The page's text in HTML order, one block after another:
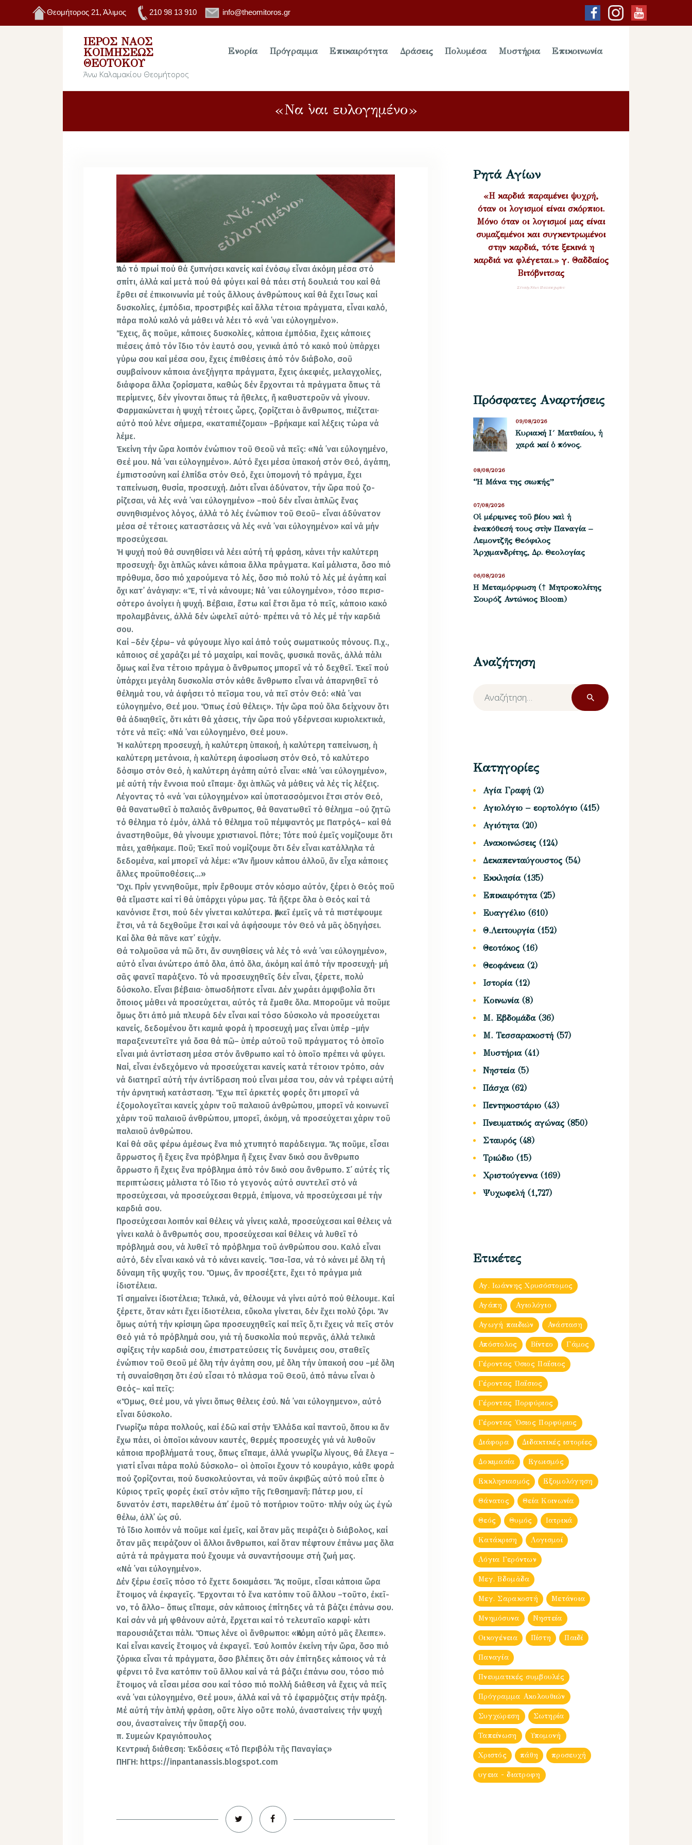
Θεομήτορος 21, Άλιμος 210 98 13 910 info@theomitoros.gr
ΙΕΡΌΣ ΝΑΌΣ
ΚΟΙΜΉΣΕΩΣ
ΘΕΟΤΌΚΟΥ
Άνω Καλαμακίου Θεομήτορος
Ενορία Πρόγραμμα Επικαιρότητα Δράσεις Πολυμέσα Μυστήρια Επικοινωνία
«Να ᾿ναι ευλογημένο»
Ἀπό τό πρωί πού θά ξυπνήσει κανείς καί ἐνόσῳ εἶναι ἀκόμη μέσα στό
σπίτι, ἀλλά καί μετά πού θά φύγει καί θά πάει στή δουλειά του καί θά
ἔρθει σέ ἐπικοινω­νία μέ τούς ἄλλους ἀνθρώπους καί θά ἔχει ἴσως καί
δυσκολίες, ἐμπόδια, προστριβές καί ἄλλα τέτοια πράγματα, εἶναι καλό,
πάρα πολύ καλό νά μάθει νά λέει τό «νά ᾿ναι εὐλογημένο».
Ἔχεις, ἄς ποῦμε, κάποιες δυσκολίες, κάποια ἐμπόδια, ἔχεις κάποιες
πιέσεις ἀπό τόν ἴδιο τόν ἑαυτό σου, γενικά ἀπό τό κακό πού ὑπάρχει
γύρω σου καί μέσα σου, ἔχεις ἐπιθέσεις ἀπό τόν διάβολο, σοῦ
συμβαίνουν κάποια ἀνεξήγητα πράγμα­τα, ἔχεις ἀκεφιές, μελαγχολίες,
διάφορα ἄλλα ζορίσματα, καθώς δέν ἔρχονται τά πράγματα ὅπως τά
περίμενες, δέν γίνονται ὅπως τά ἤθελες, ἤ καθυστεροῦν νά γί­νουν.
Φαρμακώνεται ἡ ψυχή τέτοιες ὧρες, ζορίζεται ὁ ἄνθρωπος, πιέζεται·
αὐτό πού λένε σήμερα, «καταπιέζομαι» –βρήκαμε καί λέξεις τώρα νά
λέμε.
Ἐκείνη τήν ὥρα λοιπόν ἐνώπιον τοῦ Θεοῦ νά πεῖς: «Νά ᾿ναι εὐλογημένο,
Θεέ μου. Νά ᾿ναι εὐλογημένο». Αὐτό ἔχει μέσα ὑπακοή στόν Θεό, ἀγάπη,
ἐμπιστοσύ­νη καί ἐλπίδα στόν Θεό, ἔχει ὑπομονή τό πράγμα, ἔχει
ταπείνωση, θυσία, προσευ­χή. Διότι εἶναι ἀδύνατον, τήν ὥρα πού ζο­
ρίζεσαι, νά λές «νά ᾿ναι εὐλογημένο» –πού δέν εἶναι ἁπλῶς ἕνας
συνηθισμένος λόγος, ἀλλά τό λές ἐνώπιον τοῦ Θεοῦ– εἶναι ἀδύ­νατον
μέσα σέ τέτοιες καταστάσεις νά λές «νά ᾿ναι εὐλογημένο» καί νά μήν
προσεύ­χεσαι.
Ἡ ψυχή πού θά συνηθίσει νά λέει αὐτή τή φράση, κάνει τήν καλύτερη
προσευχή· ὄχι ἁπλῶς κάνει κάποια ἄλλα πράγματα. Καί μάλιστα, ὅσο πιό
πρόθυμα, ὅσο πιό χαρούμενα τό λές, ὅσο πιό πολύ τό λές μέ ἀγάπη καί
ὄχι κατ᾿ ἀνάγκην: «Ἔ, τί νά κά­νουμε; Νά ᾿ναι εὐλογημένο», τόσο περισ­
σότερο ἀνοίγει ἡ ψυχή. Βέβαια, ἔστω καί ἔτσι ἅμα τό πεῖς, κάποιο κακό
προλαμβά­νεις, ἀλλά δέν ὠφελεῖ αὐτό· πρέπει νά τό λές μέ τήν καρδιά
σου.
Καί –δέν ξέρω– νά φύγουμε λίγο καί ἀπό τούς σωματικούς πόνους. Π.χ.,
κά­ποιος σέ χαράζει μέ τό μαχαίρι, καί πονᾶς, φυσικά πονᾶς, ἀλλά πάλι
ὅμως καί ἕνα τέ­τοιο πράγμα ὁ ἄνθρωπος μπορεῖ νά τό δε­χθεῖ. Ἐκεῖ πού
ὑπάρχει μεγάλη δυσκολία στόν κάθε ἄνθρωπο εἶναι νά ἀπαρνηθεῖ τό
θέλημά του, νά ἀφήσει τό πεῖσμα του, νά πεῖ στόν Θεό: «Νά ᾿ναι
εὐλογημένο, Θεέ μου. Ὅπως ἐσύ θέλεις». Τήν ὥρα πού ὅλα δείχνουν ὅτι
θά ἀδικηθεῖς, ὅτι κάτι θά χά­σεις, τήν ὥρα πού γδέρνεσαι κυριολεκτι­κά,
τότε νά πεῖς: «Νά ᾿ναι εὐλογημένο, Θεέ μου».
Ἡ καλύτερη προσευχή, ἡ καλύτερη ὑπακοή, ἡ καλύτερη ταπείνωση, ἡ
καλύτε­ρη μετάνοια, ἡ καλύτερη ἀφοσίωση στόν Θεό, τό καλύτερο
δόσιμο στόν Θεό, ἡ κα­λύτερη ἀγάπη αὐτό εἶναι: «Νά ᾿ναι εὐλο­γημένο»,
μέ αὐτή τήν ἔννοια πού εἴπαμε· ὄχι ἁπλῶς νά μάθεις νά λές τίς λέξεις.
Λέγοντας τό «νά ᾿ναι εὐλογημένο» καί ὑποτασσόμενοι ἔτσι στόν Θεό,
θά θανατω­θεῖ ὁ παλαιός ἄνθρωπος, θά θανατωθεῖ τό θέλημα –οὐ ζητῶ
τό θέλημα τό ἐμόν, ἀλλά τό θέλημα τοῦ πέμψαντός με Πατρός4– καί θά
ἀναστηθοῦμε, θά γίνουμε χριστια­νοί. Πότε; Τότε πού ἐμεῖς νομίζουμε ὅτι
πάει, χαθήκαμε. Ποῦ; Ἐκεῖ πού νομίζουμε ὅτι δέν εἶναι κατάλληλα τά
δεδομένα, καί μπορεῖ νά λέμε: «Ἄν ἤμουν κάπου ἀλλοῦ, ἄν εἶχα κάποιες
ἄλλες προϋποθέσεις…»
Ὄχι. Πρίν γεννηθοῦμε, πρίν ἔρθουμε στόν κόσμο αὐτόν, ξέρει ὁ Θεός ποῦ
θά εἴμαστε καί τί θά ὑπάρχει γύρω μας. Τά ἤξερε ὅλα ὁ Θεός καί τά
κανόνισε ἔτσι, πού δέν γίνε­ται καλύτερα. Ἀρκεῖ ἐμεῖς νά τά πιστέψου­με
ἔτσι, νά τά δεχθοῦμε ἔτσι καί νά ἀφή­σουμε τόν Θεό νά μᾶς ὁδηγήσει.
Καί ὅλα θά πᾶνε κατ᾿ εὐχήν.
Θά τολμοῦσα νά πῶ ὅτι, ἄν συνηθίσεις νά λές τό «νά ᾿ναι εὐλογημένο»,
αὐτό εἶναι ἀνώτερο ἀπό ὅλα, ἀπό ὅλα, ἀκόμη καί ἀπό τήν προσευχή· μή
σᾶς φανεῖ παράξενο. Τό νά προσευχηθεῖς δέν εἶναι, ξέρετε, πολύ
δύσκολο. Εἶναι βέβαια· ὁπωσδήποτε εἶναι. Δέν χωράει ἀμφιβολία ὅτι
ὅποιος μάθει νά προσεύχεται, αὐτός τά ἔμαθε ὅλα. Μπο­ροῦμε νά ποῦμε
ὅμως ὅτι ἀπό μιά πλευρά δέν εἶναι καί τόσο δύσκολο νά προσεύχε­ται
κανείς, δεδομένου ὅτι καμιά φορά ἡ προσευχή μας εἶναι ὑπέρ –μήν
παραξε­νευτεῖτε γιά ὅσα θά πῶ– ὑπέρ αὐτοῦ τοῦ πράγματος τό ὁποῖο
εἶναι μιά ἀντίσταση μέσα στόν ἄνθρωπο καί τό ὁποῖο πρέπει νά φύγει.
Ναί, εἶναι ἐνδεχόμενο νά προ­σεύχεται κανείς κατά τέτοιον τρόπο, σάν
νά διατηρεῖ αὐτή τήν ἀντίδραση πού εἶναι μέσα του, σάν νά τρέφει αὐτή
τήν ἀρνητι­κή κατάσταση. Ἔχω πεῖ ἀρκετές φορές ὅτι μπορεῖ νά
ἐξομολογεῖται κανείς χάριν τοῦ παλαιοῦ ἀνθρώπου, μπορεῖ νά κοινωνεῖ
χάριν τοῦ παλαιοῦ ἀνθρώπου, μπορεῖ, ἀκόμη, νά προ­σεύχεται χάριν τοῦ
παλαιοῦ ἀνθρώπου.
Καί θά σᾶς φέρω ἀμέσως ἕνα πιό χτυ­πητό παράδειγμα. Ἄς ποῦμε, εἶσαι
ἄρρω­στος ἤ ἔχεις ἕνα πρόβλημα ἤ ἔχεις ἕναν δικό σου ἄνθρωπο
ἄρρωστο ἤ ἔχεις ἕνα πρόβλημα ἀπό τόν δικό σου ἄνθρωπο. Σ᾿ αὐτές τίς
περιπτώσεις μάλιστα τό ἴδιο τό γεγονός αὐτό συντελεῖ στό νά
προσεύχε­σαι, νά προσεύχεσαι θερμά, ἐπίμονα, νά προσεύχεσαι μέ τήν
καρδιά σου.
Προσεύ­χεσαι λοιπόν καί θέλεις νά γίνεις καλά, προσεύχεσαι καί θέλεις νά
γίνει καλά ὁ ἄνθρωπός σου, προσεύχεσαι καί θέλεις νά λυθεῖ τό
πρόβλημά σου, νά λυθεῖ τό πρόβλημα τοῦ ἀνθρώπου σου. Καλό εἶναι
αὐτό, δέν εἶναι κακό νά τό κάνει κανείς. Ἴσα-ἴσα, νά τό κάνει μέ ὅλη τή
δύναμη τῆς ψυχῆς του. Ὅμως, ἄν προσέξετε, ἔχει τό πράγμα μιά
ἰδιοτέλεια.
Τί σημαίνει ἰδιοτέ­λεια; Τελικά, νά, θέλουμε νά γίνει αὐτό πού θέλουμε. Καί
ξέρετε, ὅταν κάτι ἔχει ἰδιο­τέλεια, εὔκολα γίνεται, δέν ἔχει πολύ ζόρι. Ἄν
ὅμως αὐτή τήν κρίσιμη ὥρα προ­σευχηθεῖς καί πεῖς ὅ,τι ἔχεις νά πεῖς στόν
Θεό γιά τό πρόβλημά σου, γιά τή δυσκολία πού περνᾶς, ἀλλά τελικά
σφίξεις τήν καρ­διά σου, ἐπιστρατεύσεις τίς δυνάμεις σου, σταθεῖς
ἐνώπιον τοῦ Θεοῦ μέ ὅλη τήν ἀγά­πη σου, μέ ὅλη τήν ὑπακοή σου –μέ ὅλη
τή συναίσθηση ὅτι ἐσύ εἶσαι τό πλάσμα τοῦ Θεοῦ, ἀπό πάνω εἶναι ὁ
Θεός– καί πεῖς:
«Ὅμως, Θεέ μου, νά γίνει ὅπως θέλεις ἐσύ. Νά ᾿ναι εὐλογημενο», αὐτό
εἶναι δύσκολο.
Γνωρίζω πάρα πολλούς, καί ἐδῶ καί στήν Ἑλλάδα καί παντοῦ, ὅπου κι ἄν
ἔχω πάει, οἱ ὁποῖοι κάνουν καυτές, θερμές προ­σευχές γιά νά λυθοῦν
κάποια προβλήματά τους, ὅπως εἴπαμε, ἀλλά γνωρίζω λίγους, θά ἔλεγα –
γιατί εἶναι πάρα πολύ δύσκο­λο– οἱ ὁποῖοι ἔχουν τό κουράγιο, κάθε φορά
πού ζορίζονται, πού δυσκολεύονται, νά ποῦν ἀκριβῶς αὐτό πού εἶπε ὁ
Κύριος τρεῖς φορές ἐκεῖ στόν κῆπο τῆς Γεθσημανῆ: Πάτερ μου, εἰ
δυνατόν ἐστι, παρελθέτω ἀπ᾿ ἐμοῦ τό ποτήριον τοῦτο· πλήν οὐχ ὡς ἐγώ
θέλω, ἀλλ᾿ ὡς σύ.
Τό ἴδιο λοιπόν νά ποῦμε καί ἐμεῖς, καί ὅταν μᾶς πειράζει ὁ διάβολος, καί
ὅταν μᾶς πειράζουν οἱ ἄλλοι ἄνθρωποι, καί ὅταν πέφτουν ἐπάνω μας ὅλα
αὐτά τά πράγμα­τα πού ἔχουμε νά συναντήσουμε στή ζωή μας.
«Νά ᾿ναι εὐλογημένο».
Δέν ξέρω ἐσεῖς πόσο τό ἔχετε δοκιμάσει. Ἄς ποῦμε, εἶσαι κάποια ὥρα
ἕτοιμος νά ἐκραγεῖς. Ἔρχονται τό ἕνα κατόπιν τοῦ ἄλλου –τοῦτο, ἐκεῖ­
νο, τό ἄλλο– ὅπως εἴπαμε, σάν κάποιος ἐπίτηδες νά τά βάζει ἐπάνω σου.
Καί σάν νά μή φθάνουν αὐτά, ἔρχεται καί τό τε­λευταῖο καρφί· κάτι
παρουσιάζεται πάλι. Ὅπως λένε οἱ ἄνθρωποι: «Ἀκόμη αὐτό μᾶς ἔλειπε».
Καί εἶναι κανείς ἕτοιμος νά ἐκρα­γεῖ. Ἐσύ λοιπόν ἐκείνη τήν ὥρα, ὅσο πιό
ζόρικα εἶναι τά πράγματα, ὅσο βλέπεις ὅτι σάν ἐπίτηδες κάποιος νά τά
φέρνει τό ἕνα κατόπιν τοῦ ἄλλου καί νά τά βάζει ἐπάνω σου, τόσο πιό
ἕτοιμος νά εἶσαι μέσα σου καί τόσο πιό πολλή διάθεση νά ἔχεις νά πεῖς
«νά ᾿ναι εὐλογημένο, Θεέ μου», ἀλλά καί νά τό ἐφαρμόζεις στήν πράξη.
Μέ αὐτή τήν ἁπλή φράση, οὔτε λίγο οὔτε πολύ, ἀνασταίνεις τήν ψυχή
σου, ἀνασταίνεις τήν ὕπαρξή σου.
π. Συμεών Κραγιόπουλος
Κεντρική διάθεση: Ἐκδόσεις «Τό Περιβόλι τῆς Παναγίας»
ΠΗΓΗ: https://inpantanassis.blogspot.com
Ρητά Αγίων
«Η καρδιά παραμένει ψυχρή,
όταν οι λογισμοί είναι σκόρπιοι.
Μόνο όταν οι λογισμοί μας είναι
συμαζεμένοι και συγκεντρωμένοι
στην καρδιά, τότε ξεκινά η
καρδιά να φλέγεται.» γ. Θαδδαίος
Βιτόβνιτσας
Σύναξη Νέων Παλαιοχωρίου
Πρόσφατες Αναρτήσεις
Κυριακή Ι´ Ματθαίου, ἡ
χαρά καί ὁ πόνος.
09/08/2026
“Η Μάνα της σιωπής”
08/08/2026
Οἱ μέριμνες τοῦ βίου καὶ ἡ
ἐναπόθεσή τους στὴν Παναγία –
Λεμοντζῆς Θεόφιλος
Ἀρχιμανδρίτης, Δρ. Θεολογίας
07/08/2026
Η Μεταμόρφωση († Μητροπολίτης
Σουρόζ Αντώνιος Bloom)
06/08/2026
Αναζήτηση
Αναζήτηση
για:
Κατηγορίες
Αγία Γραφή (2)
Αγιολόγιο – εορτολόγιο (415)
Αγιότητα(20)
Ανακοινώσεις (124)
Δεκαπενταύγουστος (54)
Εκκλησία(135)
Επικαιρότητα(25)
Ευαγγέλιο (610)
Θ.Λειτουργία(152)
Θεοτόκος (16)
Θεοφάνεια(2)
Ιστορία(12)
Κοινωνία(8)
Μ. Εβδομάδα(36)
Μ. Τεσσαρακοστή (57)
Μυστήρια(41)
Νηστεία(5)
Πάσχα(62)
Πεντηκοστάριο (43)
Πνευματικός αγώνας (850)
Σταυρός (48)
Τριώδιο (15)
Χριστούγεννα(169)
Ψυχωφελή (1,727)
Ετικέτες
Αγ. Ιωάννης Χρυσόστομος
Αγάπη Αγιολόγιο
Αγωγή παιδιών Ανάσταση
Απόστολος Βίντεο Γάμος
Γέροντας Όσιος Παΐσιος
Γέροντας Παΐσιος
Γέροντας Πορφύριος
Γέροντας Ὀσιος Πορφύριος
Διάφορα Διδακτικές ιστορίες
Δοκιμασία Εγωισμός
Εκκλησιασμός Εξομολόγηση
Θάνατος Θεία Κοινωνία
Θεός Θυμός Ιατρικά
Κατάκριση Λογισμοί
Λόγια Γερόντων
Μεγ. Βδομἀδα
Μεγ. Σαρακοστή Μετάνοια
Μνημόσυνα Νηστεία
Οικογένεια Πίστη Παιδί
Παναγία
Πνευματικές συμβουλές
Πρόγραμμα Ακολουθιών
Συγχώρεση Σωτηρία
Ταπείνωση Υπομονή
Χριστός πάθη προσευχή
υγεια - διατροφη